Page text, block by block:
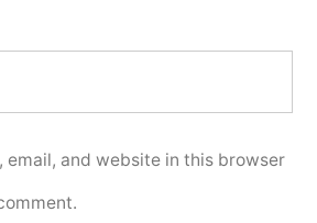
email, and website in this browser